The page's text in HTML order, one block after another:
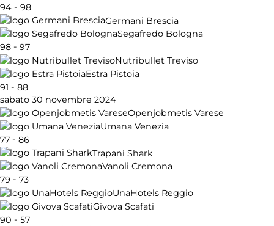
94 - 98
Germani Brescia
Segafredo Bologna
98 - 97
Nutribullet Treviso
Estra Pistoia
91 - 88
sabato 30 novembre 2024
Openjobmetis Varese
Umana Venezia
77 - 86
Trapani Shark
Vanoli Cremona
79 - 73
UnaHotels Reggio
Givova Scafati
90 - 57